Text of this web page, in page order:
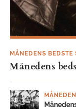
MÅNEDENS BEDSTE
Månedens